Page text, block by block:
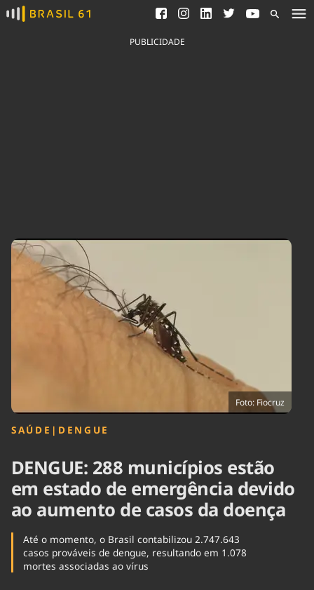
Ver todas as notícias
Saneamento
Indicadores
Agronegócios
Brasil
Brasil Mineral
Cultura
Economia
Educação
Infraestrutura
Internacional
PUBLICIDADE
Foto: Fiocruz
SAÚDE | DENGUE
DENGUE: 288 municípios estão
em estado de emergência devido
ao aumento de casos da doença
Até o momento, o Brasil contabilizou 2.747.643
casos prováveis de dengue, resultando em 1.078
mortes associadas ao vírus